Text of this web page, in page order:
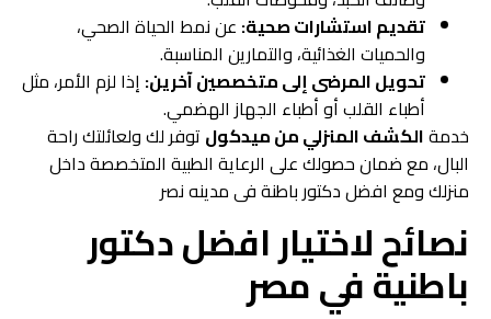
تقديم استشارات صحية: عن نمط الحياة الصحي،
والحميات الغذائية، والتمارين المناسبة.
تحويل المرضى إلى متخصصين آخرين: إذا لزم الأمر، مثل
أطباء القلب أو أطباء الجهاز الهضمي.
خدمةالكشف المنزلي من ميدكول توفر لك ولعائلتك راحة
البال، مع ضمان حصولك على الرعاية الطبية المتخصصة داخل
منزلك ومع افضل دكتور باطنة فى مدينه نصر
نصائح لاختيار افضل دكتور
باطنية في مصر